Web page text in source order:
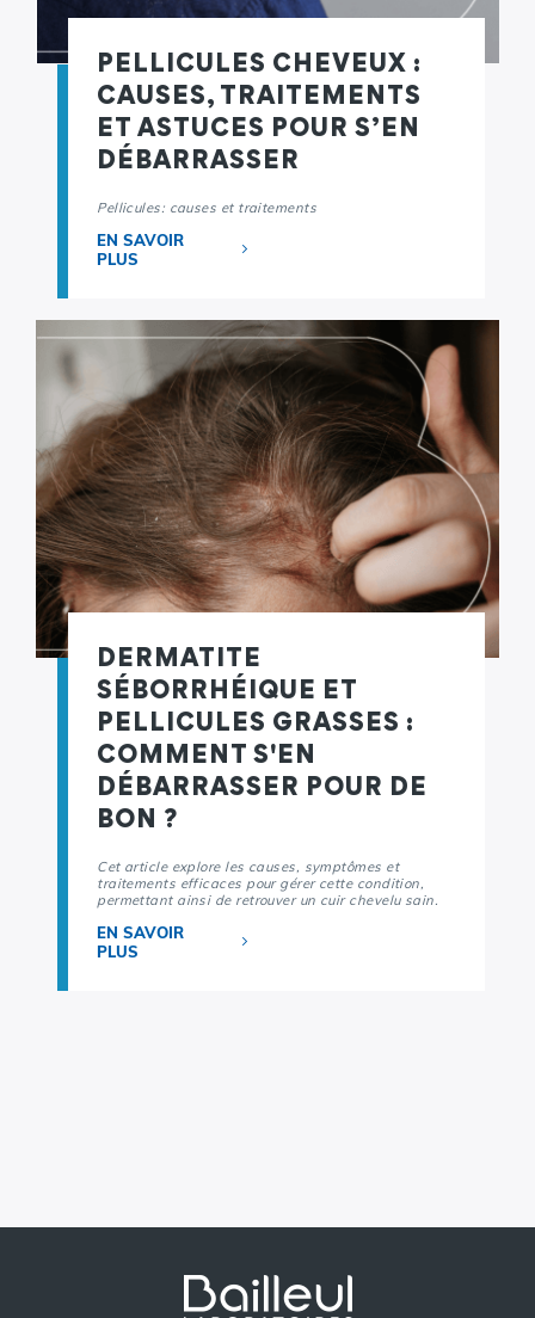
PELLICULES CHEVEUX :
CAUSES, TRAITEMENTS
ET ASTUCES POUR S’EN
DÉBARRASSER
Pellicules: causes et traitements
EN SAVOIR
PLUS
DERMATITE
SÉBORRHÉIQUE ET
PELLICULES GRASSES :
COMMENT S'EN
DÉBARRASSER POUR DE
BON ?
Cet article explore les causes, symptômes et
traitements efficaces pour gérer cette condition,
permettant ainsi de retrouver un cuir chevelu sain.
EN SAVOIR
PLUS